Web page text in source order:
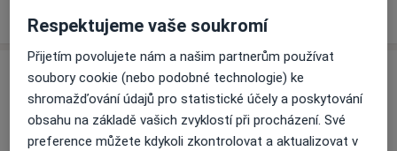
Dospělí
Služby a ceník služeb
Individuální psychoterapie
1 300 Kč Detaily
Respektujeme vaše soukromí
Přijetím povolujete nám a našim partnerům používat
soubory cookie (nebo podobné technologie) ke
shromažďování údajů pro statistické účely a poskytování
obsahu na základě vašich zvyklostí při procházení. Své
preference můžete kdykoli zkontrolovat a aktualizovat v